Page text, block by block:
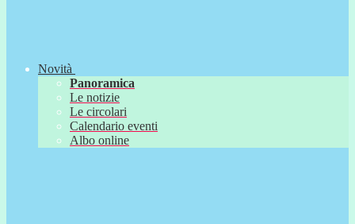
Novità
Panoramica
Le notizie
Le circolari
Calendario eventi
Albo online